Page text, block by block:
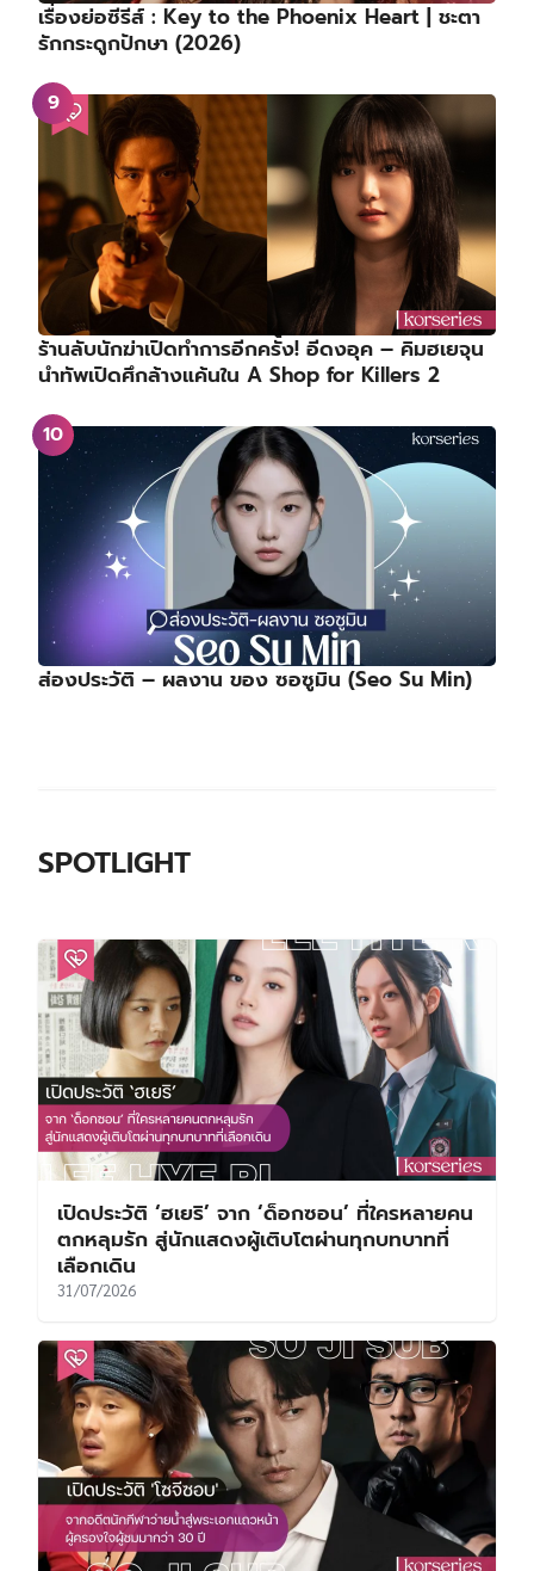
เรื่องย่อซีรีส์ : Key to the Phoenix Heart | ชะตา
รักกระดูกปักษา (2026)
ร้านลับนักฆ่าเปิดทำการอีกครั้ง! อีดงอุค – คิมฮเยจุน
นำทัพเปิดศึกล้างแค้นใน A Shop for Killers 2
ส่องประวัติ – ผลงาน ของ ซอซูมิน (Seo Su Min)
SPOTLIGHT
เปิดประวัติ ‘ฮเยริ’ จาก ‘ด็อกซอน’ ที่ใครหลายคน
ตกหลุมรัก สู่นักแสดงผู้เติบโตผ่านทุกบทบาทที่
เลือกเดิน
31/07/2026